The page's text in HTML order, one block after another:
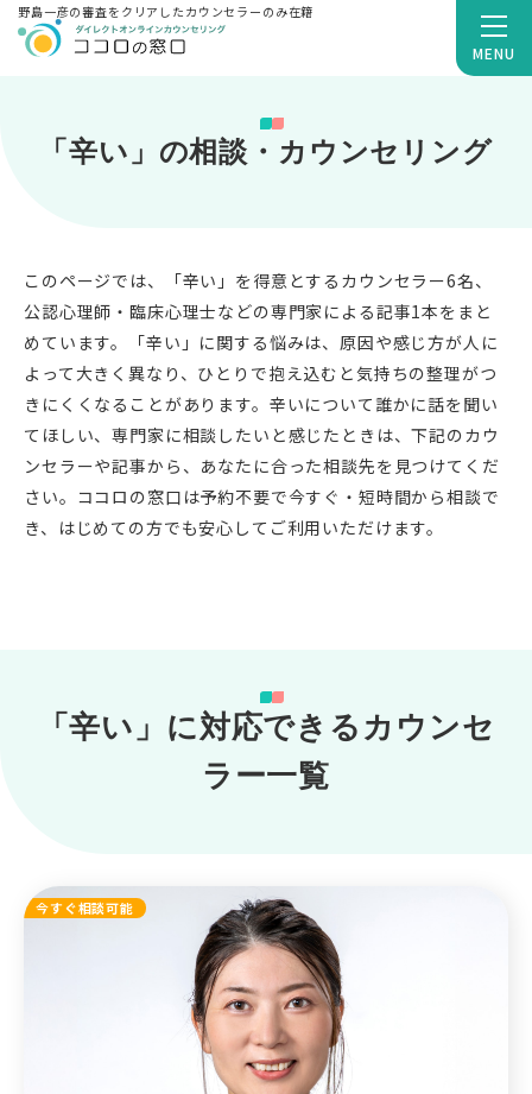
MENU
野島一彦の審査をクリアしたカウンセラーのみ在籍
「辛い」の相談・カウンセリング
このページでは、「辛い」を得意とするカウンセラー6名、
公認心理師・臨床心理士などの専門家による記事1本をまと
めています。「辛い」に関する悩みは、原因や感じ方が人に
よって大きく異なり、ひとりで抱え込むと気持ちの整理がつ
きにくくなることがあります。辛いについて誰かに話を聞い
てほしい、専門家に相談したいと感じたときは、下記のカウ
ンセラーや記事から、あなたに合った相談先を見つけてくだ
さい。ココロの窓口は予約不要で今すぐ・短時間から相談で
き、はじめての方でも安心してご利用いただけます。
「辛い」に対応できるカウンセ
ラー一覧
今すぐ相談可能